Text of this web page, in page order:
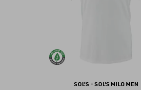
SOL'S - SOL'S MILO MEN